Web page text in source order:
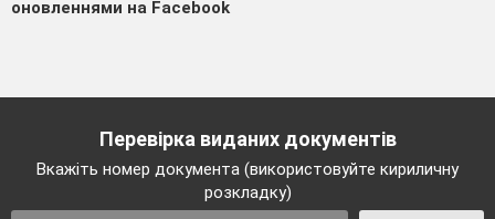
оновленнями на Facebook
Перевірка виданих документів
Вкажіть номер документа (використовуйте кириличну
розкладку)